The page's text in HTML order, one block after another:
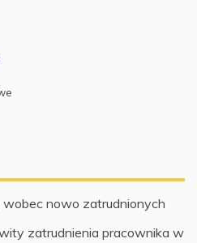
nowo zatrudnionych
zatrudnienia pracownika w